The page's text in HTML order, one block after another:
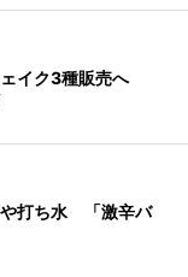
イク3種販売へ
や打ち水 「激辛バ